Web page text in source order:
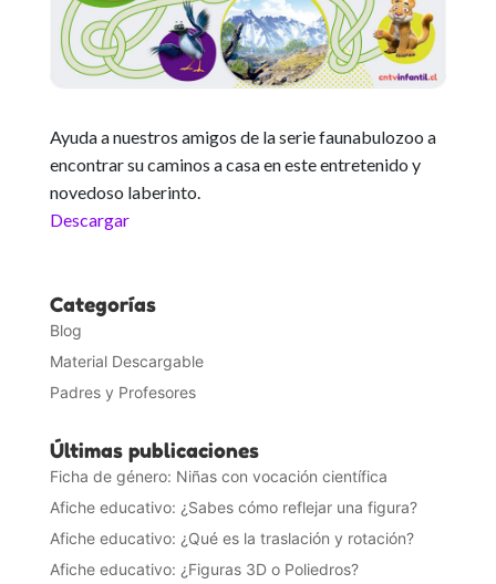
Ayuda a nuestros amigos de la serie faunabulozoo a
encontrar su caminos a casa en este entretenido y
novedoso laberinto.
Descargar
Categorías
Blog
Material Descargable
Padres y Profesores
Últimas publicaciones
Ficha de género: Niñas con vocación científica
Afiche educativo: ¿Sabes cómo reflejar una figura?
Afiche educativo: ¿Qué es la traslación y rotación?
Afiche educativo: ¿Figuras 3D o Poliedros?